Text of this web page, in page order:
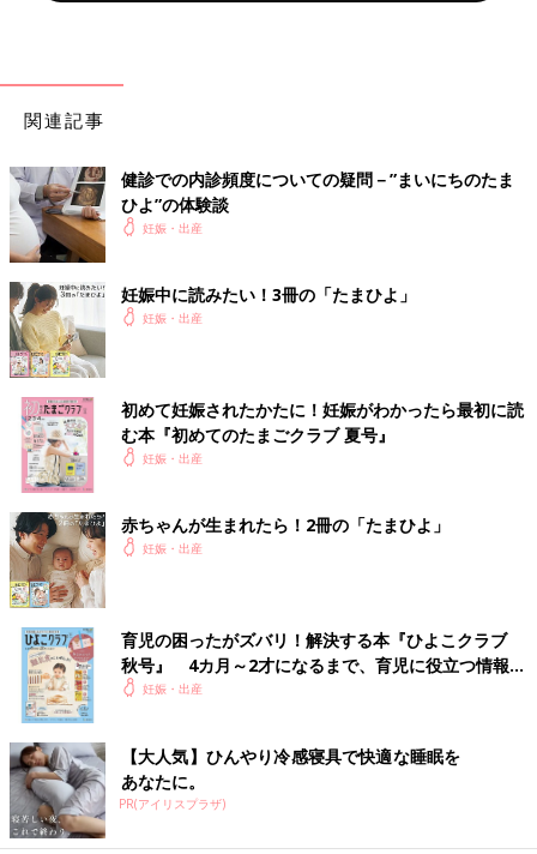
関連記事
健診での内診頻度についての疑問－”まいにちのたま
ひよ”の体験談
妊娠・出産
妊娠中に読みたい！3冊の「たまひよ」
妊娠・出産
初めて妊娠されたかたに！妊娠がわかったら最初に読
む本『初めてのたまごクラブ 夏号』
妊娠・出産
赤ちゃんが生まれたら！2冊の「たまひよ」
妊娠・出産
育児の困ったがズバリ！解決する本『ひよこクラブ
秋号』 4カ月～2才になるまで、育児に役立つ情報が
いっぱい！
妊娠・出産
【大人気】ひんやり冷感寝具で快適な睡眠を
あなたに。
PR(アイリスプラザ)